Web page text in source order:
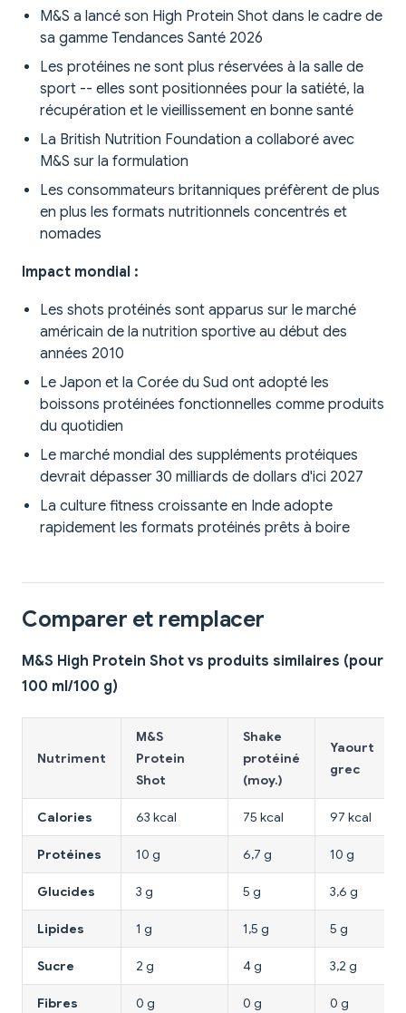
M&S a lancé son High Protein Shot dans le cadre de
sa gamme Tendances Santé 2026
Les protéines ne sont plus réservées à la salle de
sport -- elles sont positionnées pour la satiété, la
récupération et le vieillissement en bonne santé
La British Nutrition Foundation a collaboré avec
M&S sur la formulation
Les consommateurs britanniques préfèrent de plus
en plus les formats nutritionnels concentrés et
nomades
Impact mondial :
Les shots protéinés sont apparus sur le marché
américain de la nutrition sportive au début des
années 2010
Le Japon et la Corée du Sud ont adopté les
boissons protéinées fonctionnelles comme produits
du quotidien
Le marché mondial des suppléments protéiques
devrait dépasser 30 milliards de dollars d'ici 2027
La culture fitness croissante en Inde adopte
rapidement les formats protéinés prêts à boire
Comparer et remplacer
M&S High Protein Shot vs produits similaires (pour
100 ml/100 g)
Nutriment
M&S
Protein
Shot
Shake
protéiné
(moy.)
Yaourt
grec
Calories 63 kcal 75 kcal 97 kcal
Protéines 10 g 6,7 g 10 g
Glucides 3 g 5 g 3,6 g
Lipides 1 g 1,5 g 5 g
Sucre 2 g 4 g 3,2 g
Fibres 0 g 0 g 0 g